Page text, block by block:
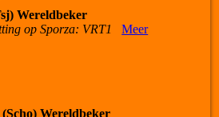
Wereldbeker
op Sporza: VRT1
Meer
(Scho) Wereldbeker